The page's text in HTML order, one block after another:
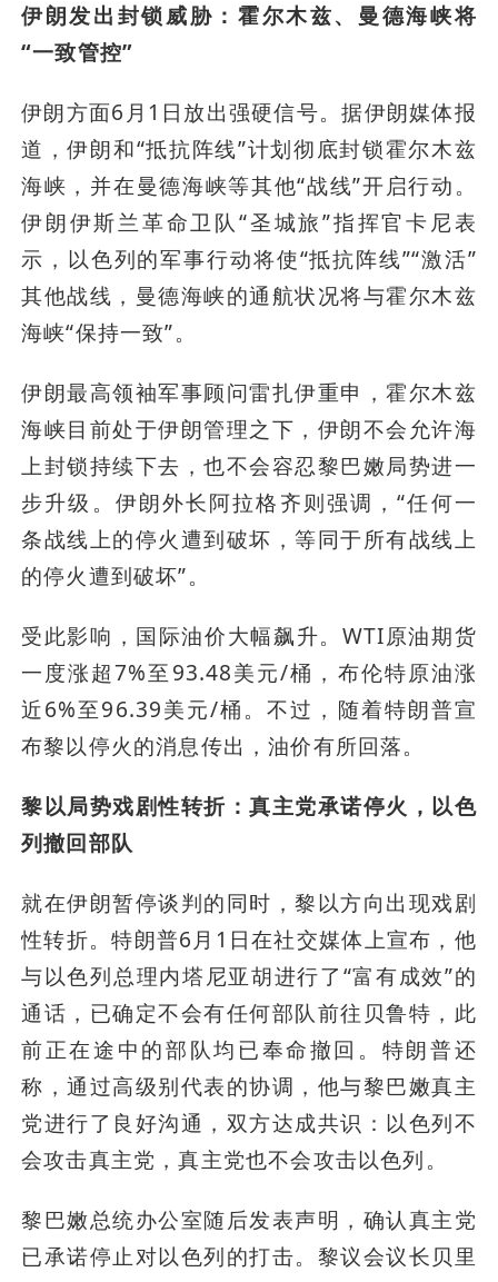
伊朗发出封锁威胁：霍尔木兹、曼德海峡将
“一致管控”
伊朗方面6月1日放出强硬信号。据伊朗媒体报
道，伊朗和“抵抗阵线”计划彻底封锁霍尔木兹
海峡，并在曼德海峡等其他“战线”开启行动。
伊朗伊斯兰革命卫队“圣城旅”指挥官卡尼表
示，以色列的军事行动将使“抵抗阵线”“激活”
其他战线，曼德海峡的通航状况将与霍尔木兹
海峡“保持一致”。
伊朗最高领袖军事顾问雷扎伊重申，霍尔木兹
海峡目前处于伊朗管理之下，伊朗不会允许海
上封锁持续下去，也不会容忍黎巴嫩局势进一
步升级。伊朗外长阿拉格齐则强调，“任何一
条战线上的停火遭到破坏，等同于所有战线上
的停火遭到破坏”。
受此影响，国际油价大幅飙升。WTI原油期货
一度涨超7%至93.48美元/桶，布伦特原油涨
近6%至96.39美元/桶。不过，随着特朗普宣
布黎以停火的消息传出，油价有所回落。
黎以局势戏剧性转折：真主党承诺停火，以色
列撤回部队
就在伊朗暂停谈判的同时，黎以方向出现戏剧
性转折。特朗普6月1日在社交媒体上宣布，他
与以色列总理内塔尼亚胡进行了“富有成效”的
通话，已确定不会有任何部队前往贝鲁特，此
前正在途中的部队均已奉命撤回。特朗普还
称，通过高级别代表的协调，他与黎巴嫩真主
党进行了良好沟通，双方达成共识：以色列不
会攻击真主党，真主党也不会攻击以色列。
黎巴嫩总统办公室随后发表声明，确认真主党
已承诺停止对以色列的打击。黎议会议长贝里